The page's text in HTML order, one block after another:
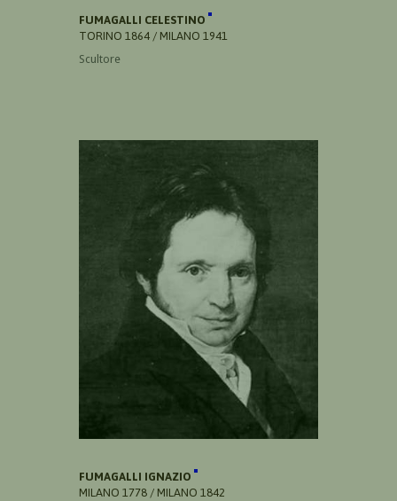
FUMAGALLI CELESTINO
TORINO 1864 / MILANO 1941
Scultore
FUMAGALLI IGNAZIO
MILANO 1778 / MILANO 1842